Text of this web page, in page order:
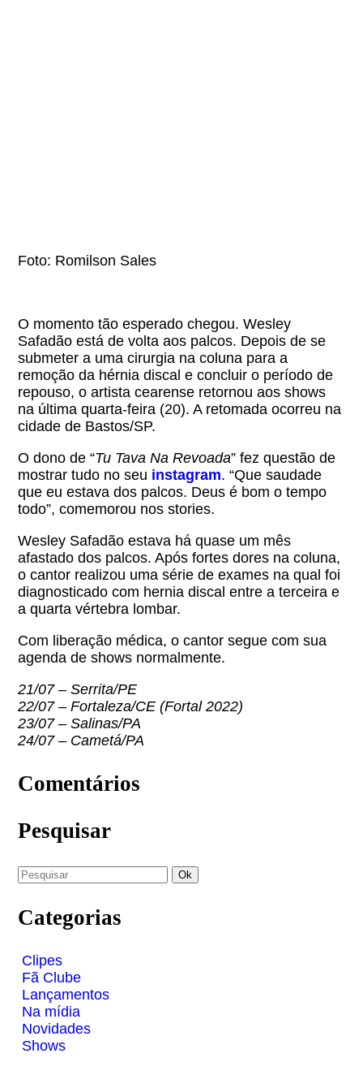
Foto: Romilson Sales
O momento tão esperado chegou. Wesley
Safadão está de volta aos palcos. Depois de se
submeter a uma cirurgia na coluna para a
remoção da hérnia discal e concluir o período de
repouso, o artista cearense retornou aos shows
na última quarta-feira (20). A retomada ocorreu na
cidade de Bastos/SP.
O dono de “Tu Tava Na Revoada” fez questão de
mostrar tudo no seu instagram. “Que saudade
que eu estava dos palcos. Deus é bom o tempo
todo”, comemorou nos stories.
Wesley Safadão estava há quase um mês
afastado dos palcos. Após fortes dores na coluna,
o cantor realizou uma série de exames na qual foi
diagnosticado com hernia discal entre a terceira e
a quarta vértebra lombar.
Com liberação médica, o cantor segue com sua
agenda de shows normalmente.
21/07 – Serrita/PE
22/07 – Fortaleza/CE (Fortal 2022)
23/07 – Salinas/PA
24/07 – Cametá/PA
Comentários
Pesquisar
Categorias
Clipes
Fã Clube
Lançamentos
Na mídia
Novidades
Shows